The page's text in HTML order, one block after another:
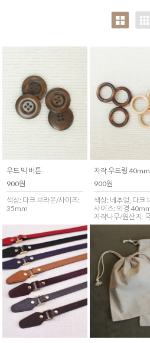
우드 빅 버튼
900원
색상: 다크 브라운/사이즈:
35mm
자작 우드링 40mm
900원
색상: 네추럴, 다크
사이즈: 외경
자작나무/원산지: